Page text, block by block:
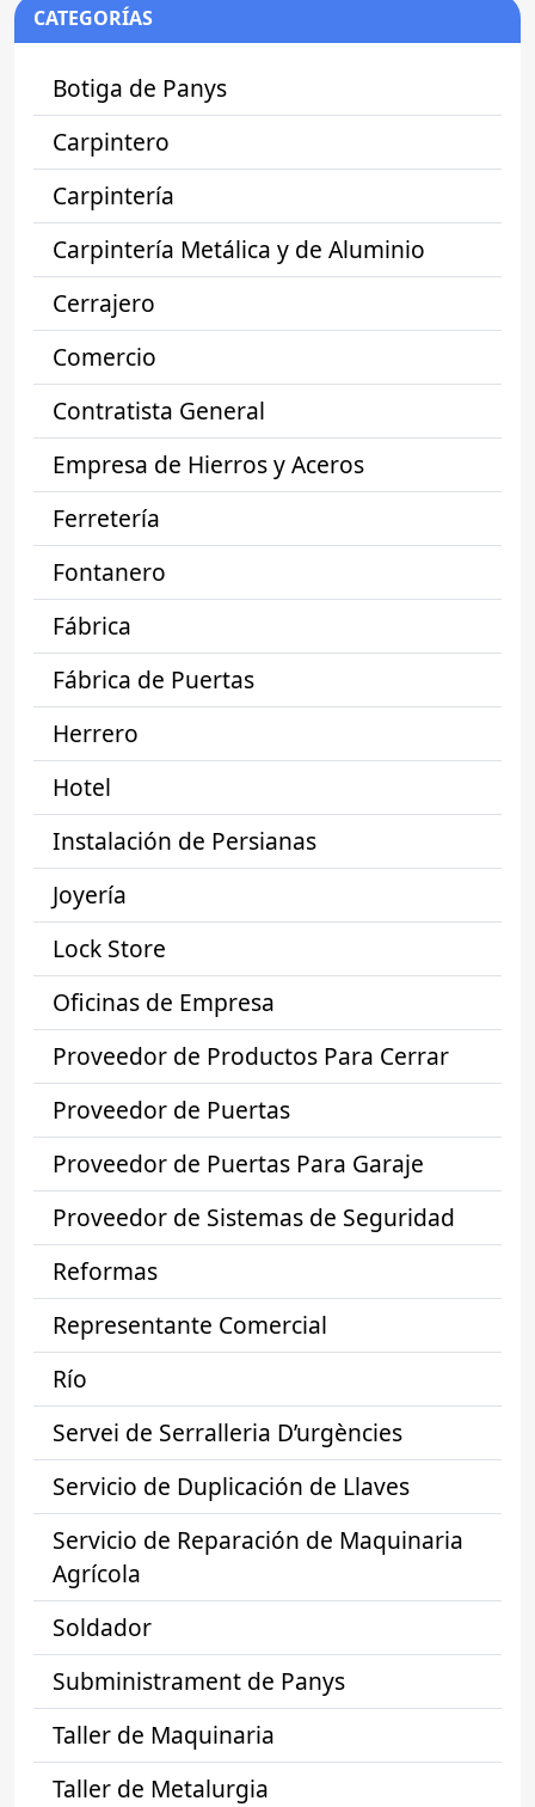
CATEGORÍAS
Botiga de Panys
Carpintero
Carpintería
Carpintería Metálica y de Aluminio
Cerrajero
Comercio
Contratista General
Empresa de Hierros y Aceros
Ferretería
Fontanero
Fábrica
Fábrica de Puertas
Herrero
Hotel
Instalación de Persianas
Joyería
Lock Store
Oficinas de Empresa
Proveedor de Productos Para Cerrar
Proveedor de Puertas
Proveedor de Puertas Para Garaje
Proveedor de Sistemas de Seguridad
Reformas
Representante Comercial
Río
Servei de Serralleria D’urgències
Servicio de Duplicación de Llaves
Servicio de Reparación de Maquinaria
Agrícola
Soldador
Subministrament de Panys
Taller de Maquinaria
Taller de Metalurgia